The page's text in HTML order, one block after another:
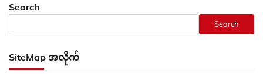
Search
Search
SiteMap အလိုက်